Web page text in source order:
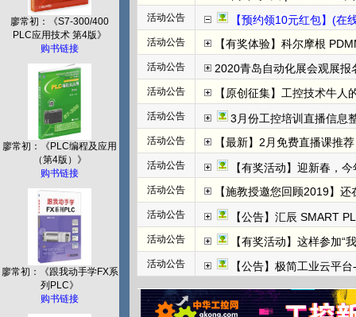
廖常初：《S7-300/400
PLC应用技术 第4版》
购书链接
廖常初：《PLC编程及应用
（第4版）》
购书链接
廖常初：《跟我动手学FX系
列PLC》
购书链接
活动公告 【预约领10元红包】(在线直播)福
活动公告 【有奖体验】科尔摩根
活动公告 2020青岛自动化展会观展报名
活动公告 【原创征集】工控技术牛
活动公告 3月份工控培训直播信息整
活动公告 【最新】2月免费直播课推
活动公告 【有奖活动】迎新春，
活动公告 【施教授邀您回顾2019】
活动公告 【公告】汇辰 SMART
活动公告 【有奖活动】这样参加“
活动公告 【公告】极简工业云平台-